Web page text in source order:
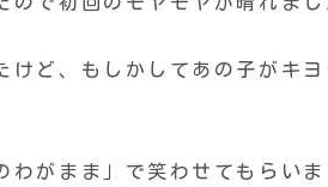
ど、もしかしてあの子がキ
がまま」で笑わせてもらいま